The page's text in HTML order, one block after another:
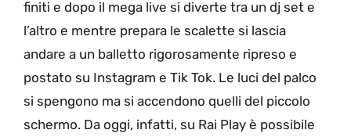
finiti e dopo il mega live si diverte tra un dj set e
l’altro e mentre prepara le scalette si lascia
andare a un balletto rigorosamente ripreso e
postato su Instagram e Tik Tok. Le luci del palco
si spengono ma si accendono quelli del piccolo
schermo. Da oggi, infatti, su Rai Play è possibile